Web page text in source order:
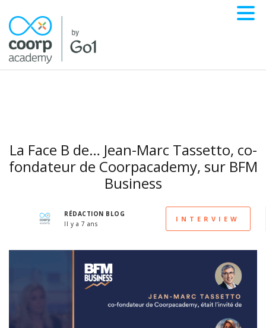
La Face B de… Jean-Marc Tassetto, co-
fondateur de Coorpacademy, sur BFM
Business
RÉDACTION BLOG
Il y a 7 ans
INTERVIEW